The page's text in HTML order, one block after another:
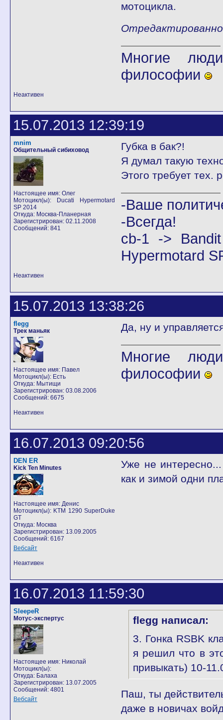
мотоцикла.
Многие
философии
Неактивен
15.07.2013 12:39:19
mnim
Общительный сибиховод
Настоящее имя: Олег
Мотоцикл(ы): Ducati Hypermotard
SP 2014
Откуда: Москва-Планерная
Зарегистрирован: 02.11.2008
Сообщений: 841
Губка в бак?!
Я думал такую
Этого требует тех.
-Ваше
-Всегда!
cb-1 ->
Hypermotard
Неактивен
15.07.2013 13:38:26
flegg
Трек маньяк
Настоящее имя: Павел
Мотоцикл(ы): Есть
Откуда: Мытищи
Зарегистрирован: 03.08.2006
Сообщений: 6675
Да, ну и
Многие
философии
Неактивен
16.07.2013 09:20:56
DEN ER
Kick Ten Minutes
Настоящее имя: Денис
Мотоцикл(ы): KTM 1290 SuperDuke
GT
Откуда: Москва
Зарегистрирован: 13.09.2005
Сообщений: 6167
Вебсайт
Уже не
как и зимой одни
Неактивен
16.07.2013 11:59:30
SleepeR
Мотус-экспертус
Настоящее имя: Николай
Мотоцикл(ы):
Откуда: Балаха
Зарегистрирован: 13.07.2005
Сообщений: 4801
Вебсайт
flegg написал:
3. Гонка RSBK
я решил что в
привыкать) 10-
Паш, ты
даже в новичах